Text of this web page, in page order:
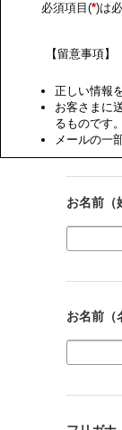
必須項目(*)は
【留意事項】
正しい情報
お客さまに
るものです。
メールの一
お名前（
お名前（